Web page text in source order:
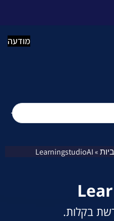
מודעה
»
LearningstudioAI